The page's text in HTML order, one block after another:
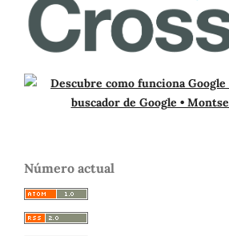
Número actual